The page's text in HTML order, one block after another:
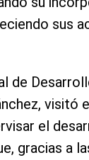
sus
de
visitó
el
gracias a